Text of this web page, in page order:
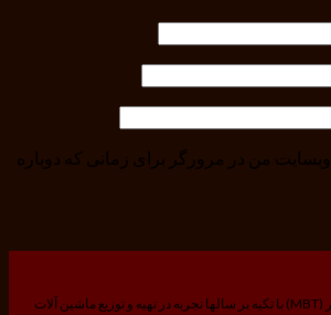
وبسایت من در مرورگر برای زمانی که دوباره
شرکت بازرگانی ماشین برزگر (MBT) با تکیه بر سالها تجربه در تهیه و توزیع ماشین آلات